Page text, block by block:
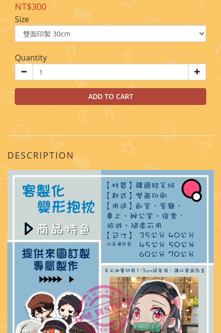
NT$300
Size
Quantity
ADD TO CART
DESCRIPTION